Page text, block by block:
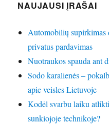
NAUJAUSI ĮRAŠAI
Automobilių supirkimas
privatus pardavimas
Nuotraukos spauda ant
Sodo karalienės –
apie veisles Lietuvoje
Kodėl svarbu laiku
sunkiojoje technikoje?